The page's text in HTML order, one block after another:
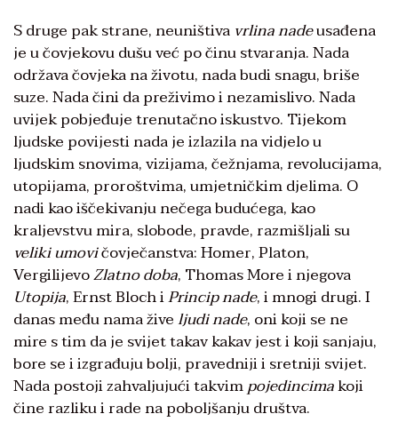
S druge pak strane, neuništiva vrlina nadeusađena
je u čovjekovu dušu već po činu stvaranja. Nada
održava čovjeka na životu, nada budi snagu, briše
suze. Nada čini da preživimo i nezamislivo. Nada
uvijek pobjeđuje trenutačno iskustvo. Tijekom
ljudske povijesti nada je izlazila na vidjelo u
ljudskim snovima, vizijama, čežnjama, revolucijama,
utopijama, proroštvima, umjetničkim djelima. O
nadi kao iščekivanju nečega budućega, kao
kraljevstvu mira, slobode, pravde, razmišljali su
veliki umovičovječanstva: Homer, Platon,
VergilijevoZlatno doba, Thomas More i njegova
Utopija, Ernst Bloch iPrincip nade, i mnogi drugi. I
danas među nama živeljudi nade, oni koji se ne
mire s tim da je svijet takav kakav jest i koji sanjaju,
bore se i izgrađuju bolji, pravedniji i sretniji svijet.
Nada postoji zahvaljujući takvimpojedincimakoji
čine razliku i rade na poboljšanju društva.